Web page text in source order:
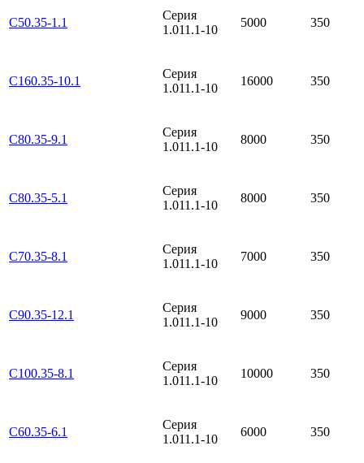
С50.35-1.1
Серия
1.011.1-10
5000 350
С160.35-10.1
Серия
1.011.1-10
16000 350
С80.35-9.1
Серия
1.011.1-10
8000 350
С80.35-5.1
Серия
1.011.1-10
8000 350
С70.35-8.1
Серия
1.011.1-10
7000 350
С90.35-12.1
Серия
1.011.1-10
9000 350
С100.35-8.1
Серия
1.011.1-10
10000 350
С60.35-6.1
Серия
1.011.1-10
6000 350